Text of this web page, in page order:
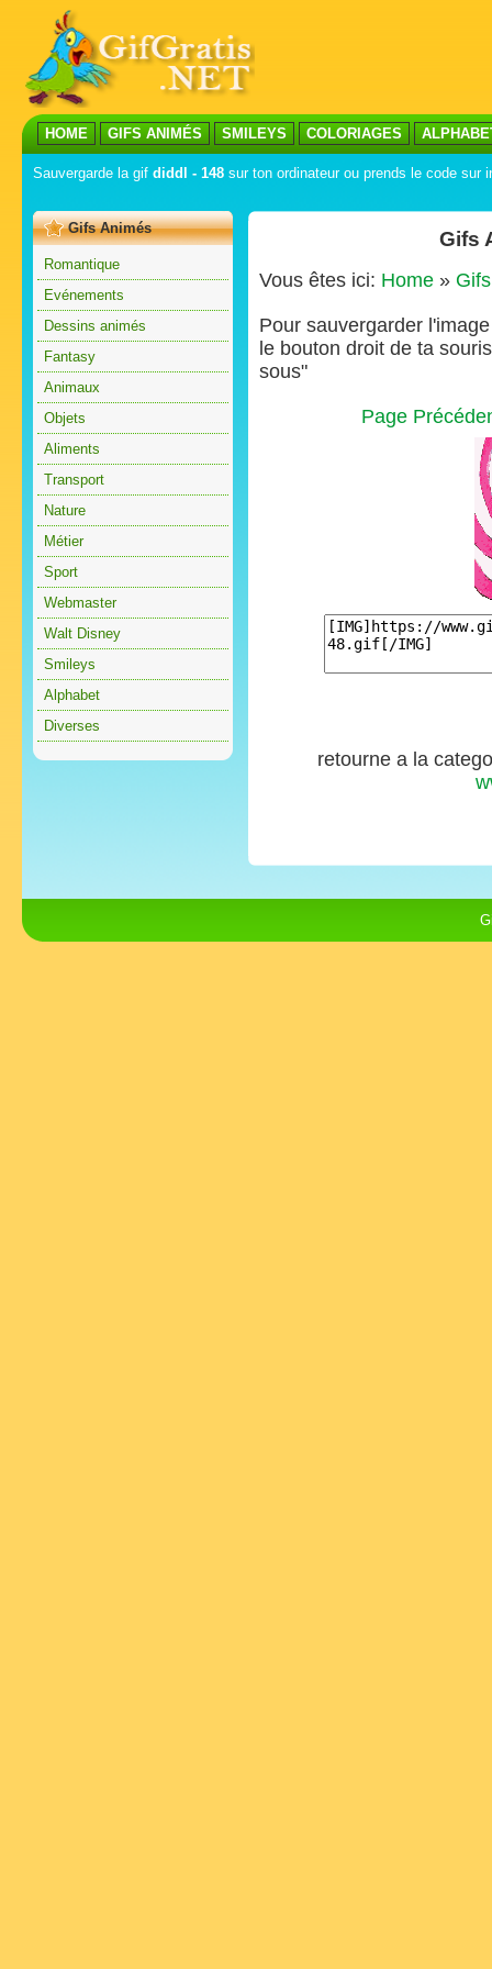
HOME GIFS ANIMÉS SMILEYS COLORIAGES
Sauvergarde la gif diddl - 148 sur ton ordinateur ou prends le code sur
Gifs Animés
Romantique
Evénements
Dessins animés
Fantasy
Animaux
Objets
Aliments
Transport
Nature
Métier
Sport
Webmaster
Walt Disney
Smileys
Alphabet
Diverses
Gifs
Vous êtes ici: Home »
Pour sauvergarder
le bouton droit de ta
sous"
Page
retourne a la